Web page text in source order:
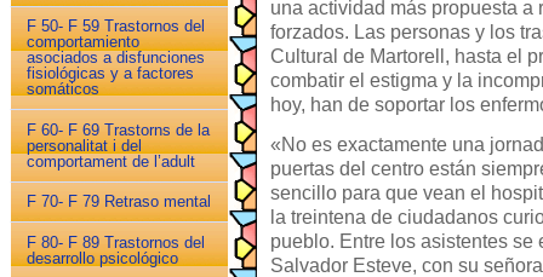
F 50- F 59 Trastornos del
comportamiento
asociados a disfunciones
fisiológicas y a factores
somáticos
F 60- F 69 Trastorns de la
personalitat i del
comportament de l’adult
F 70- F 79 Retraso mental
F 80- F 89 Trastornos del
desarrollo psicológico
una actividad más propuesta a
forzados. Las personas y los
Cultural de Martorell, hasta el
combatir el estigma y la
hoy, han de soportar los
«No es exactamente una
puertas del centro están
sencillo para que vean el
la treintena de ciudadanos
pueblo. Entre los asistentes
Salvador Esteve, con su